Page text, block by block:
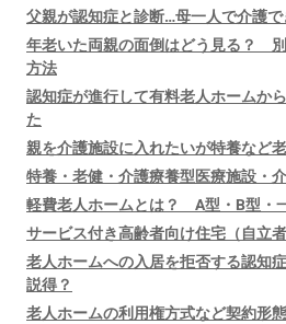
父親が認知症と診断…母一人で介護
年老いた両親の面倒はどう見る？
方法
認知症が進行して有料老人ホームか
た
親を介護施設に入れたいが特養など
特養・老健・介護療養型医療施設・
軽費老人ホームとは？ A型・B型・
サービス付き高齢者向け住宅（自立
老人ホームへの入居を拒否する認知
説得？
老人ホームの利用権方式など契約形